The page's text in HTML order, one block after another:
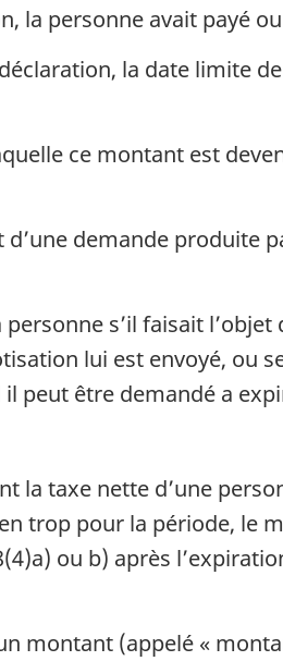
la personne avait payé
la date limite
ce montant est
demande produite
s’il faisait l’objet
lui est envoyé, ou
peut être demandé a
la taxe nette d’une
trop pour la période, le
ou b) après
montant (appelé «